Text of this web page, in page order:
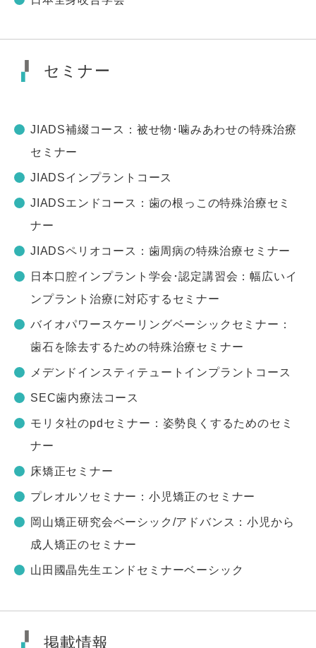
セミナー
JIADS補綴コース：被せ物･噛みあわせの特殊治療
セミナー
JIADSインプラントコース
JIADSエンドコース：歯の根っこの特殊治療セミ
ナー
JIADSペリオコース：歯周病の特殊治療セミナー
日本口腔インプラント学会･認定講習会：幅広いイ
ンプラント治療に対応するセミナー
バイオパワースケーリングベーシックセミナー：
歯石を除去するための特殊治療セミナー
メデンドインスティテュートインプラントコース
SEC歯内療法コース
モリタ社のpdセミナー：姿勢良くするためのセミ
ナー
床矯正セミナー
プレオルソセミナー：小児矯正のセミナー
岡山矯正研究会ベーシック/アドバンス：小児から
成人矯正のセミナー
山田國晶先生エンドセミナーベーシック
掲載情報